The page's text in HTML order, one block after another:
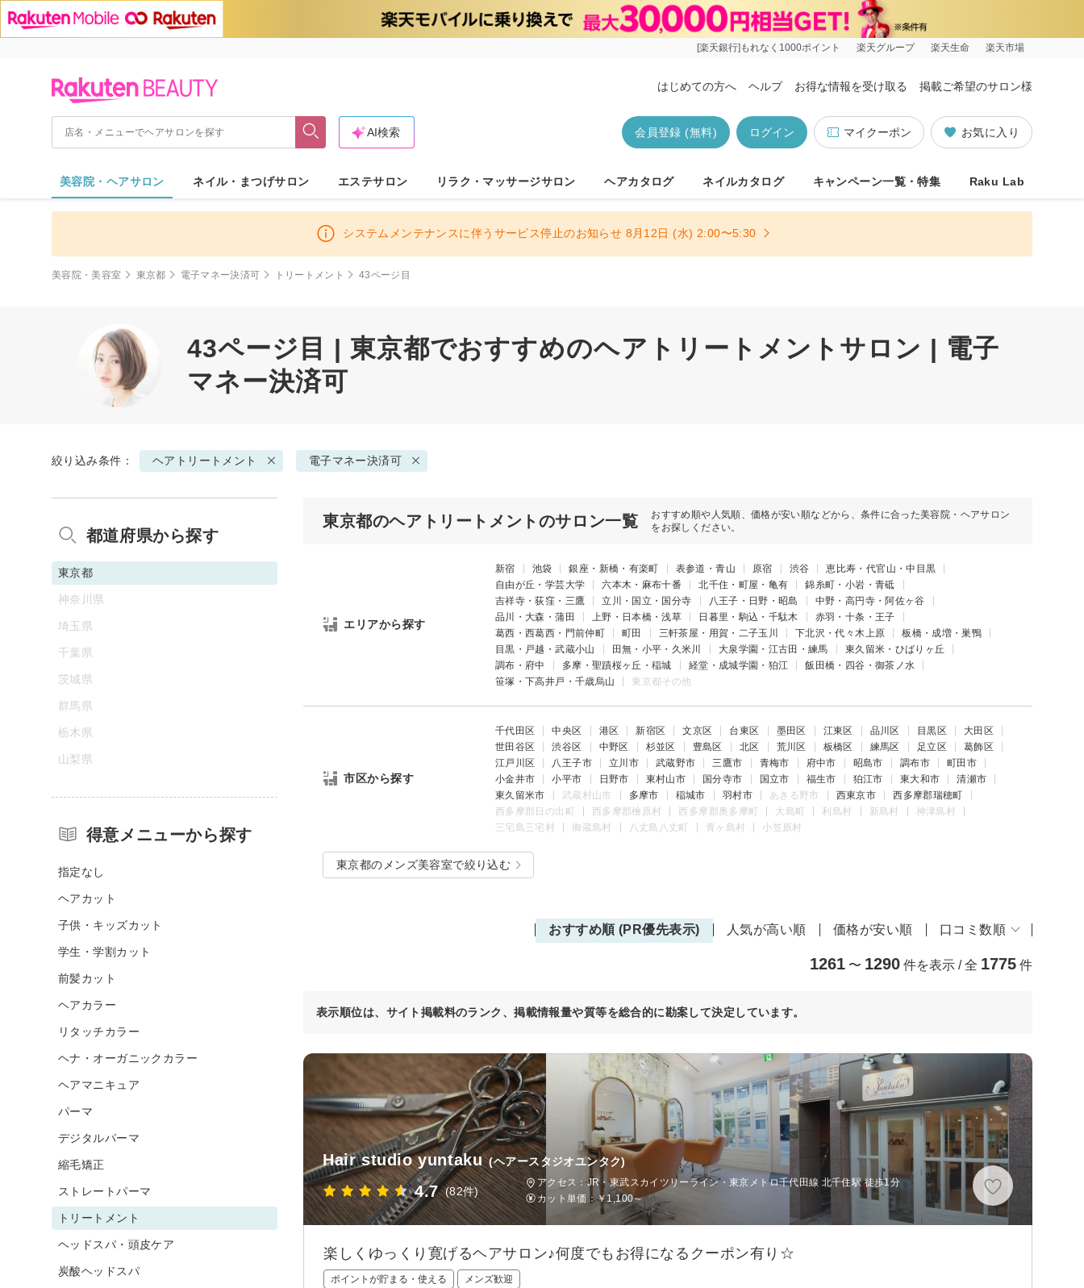
[楽天銀行]もれなく1000ポイント 楽天グループ 楽天生命 楽天市場
はじめての方へ ヘルプ お得な情報を受け取る 掲載ご希望のサロン様
お気に入り
マイクーポン
ログイン
会員登録 (無料)
AI検索
美容院・ヘアサロン ネイル・まつげサロン エステサロン リラク・マッサージサロン ヘアカタログ ネイルカタログ キャンペーン一覧・特集 Raku Lab
システムメンテナンスに伴うサービス停止のお知らせ 8月12日 (水) 2:00〜5:30
美容院・美容室 東京都 電子マネー決済可 トリートメント 43ページ目
43ページ目 | 東京都でおすすめのヘアトリートメントサロン | 電子
マネー決済可
絞り込み条件： ヘアトリートメント 電子マネー決済可
東京都のヘアトリートメントのサロン一覧
おすすめ順や人気順、価格が安い順などから、条件に合った美容院・ヘアサロン
をお探しください。
エリアから探す
新宿 池袋 銀座・新橋・有楽町 表参道・青山 原宿 渋谷
恵比寿・代官山・中目黒
自由が丘・学芸大学
六本木・麻布十番 北千住・町屋・亀有
錦糸町・小岩・青砥
吉祥寺・荻窪・三鷹
立川・国立・国分寺 八王子・日野・昭島
中野・高円寺・阿佐ヶ谷
品川・大森・蒲田
上野・日本橋・浅草 日暮里・駒込・千駄木
赤羽・十条・王子
葛西・西葛西・門前仲町
町田 三軒茶屋・用賀・二子玉川 下北沢・代々木上原
板橋・成増・巣鴨
目黒・戸越・武蔵小山
田無・小平・久米川 大泉学園・江古田・練馬
東久留米・ひばりヶ丘
調布・府中
多摩・聖蹟桜ヶ丘・稲城 経堂・成城学園・狛江
飯田橋・四谷・御茶ノ水
笹塚・下高井戸・千歳烏山
東京都その他
市区から探す
千代田区 中央区 港区 新宿区 文京区 台東区 墨田区 江東区 品川区 目黒区
大田区
世田谷区
渋谷区 中野区 杉並区 豊島区 北区 荒川区 板橋区 練馬区 足立区
葛飾区
江戸川区
八王子市 立川市 武蔵野市 三鷹市 青梅市 府中市 昭島市 調布市
町田市
小金井市
小平市 日野市 東村山市 国分寺市 国立市 福生市 狛江市 東大和市
清瀬市
東久留米市
武蔵村山市 多摩市 稲城市 羽村市 あきる野市 西東京市
西多摩郡瑞穂町
西多摩郡日の出町
西多摩郡檜原村 西多摩郡奥多摩町 大島町 利島村 新島村
神津島村
三宅島三宅村
御蔵島村 八丈島八丈町 青ヶ島村 小笠原村
東京都のメンズ美容室で絞り込む
おすすめ順 (PR優先表示) 人気が高い順 価格が安い順 口コミ数順
1261 〜 1290 件を表示 / 全 1775 件
表示順位は、サイト掲載料のランク、掲載情報量や質等を総合的に勘案して決定しています。
Hair studio yuntaku (ヘアースタジオユンタク)
4.7 (82件)
アクセス：JR・東武スカイツリーライン・東京メトロ千代田線 北千住駅 徒歩1分
カット単価：￥1,100～
楽しくゆっくり寛げるヘアサロン♪何度でもお得になるクーポン有り☆
ポイントが貯まる・使える メンズ歓迎
都道府県から探す
東京都
神奈川県
埼玉県
千葉県
茨城県
群馬県
栃木県
山梨県
得意メニューから探す
指定なし
ヘアカット
子供・キッズカット
学生・学割カット
前髪カット
ヘアカラー
リタッチカラー
ヘナ・オーガニックカラー
ヘアマニキュア
パーマ
デジタルパーマ
縮毛矯正
ストレートパーマ
トリートメント
ヘッドスパ・頭皮ケア
炭酸ヘッドスパ